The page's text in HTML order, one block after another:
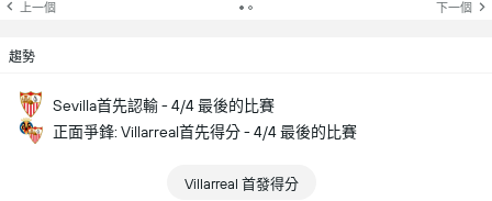
上一個 下一個
趨勢
Sevilla首先認輸 - 4/4 最後的比賽
正面爭鋒: Villarreal首先得分 - 4/4 最後的比賽
Villarreal 首發得分